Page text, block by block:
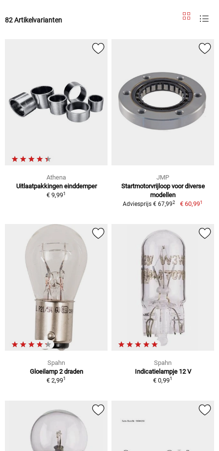
82 Artikelvarianten
Athena
Uitlaatpakkingen einddemper
€ 9,991
JMP
Startmotorvrijloop voor diverse
modellen
Adviesprijs € 67,992 € 60,991
Spahn
Gloeilamp 2 draden
€ 2,991
Spahn
Indicatielampje 12 V
€ 0,991